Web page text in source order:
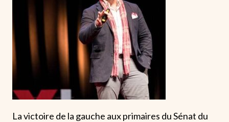
La victoire de la gauche aux primaires du Sénat du